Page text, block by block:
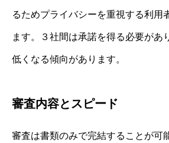
るためプライバシーを重視する利用
ます。３社間は承諾を得る必要があ
低くなる傾向があります。
審査内容とスピード
審査は書類のみで完結することが可